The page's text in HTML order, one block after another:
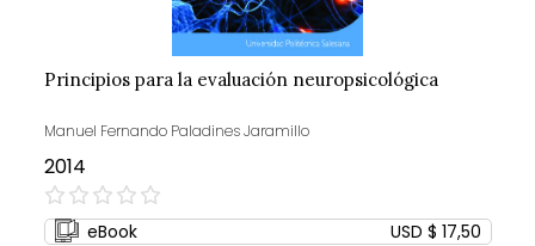
Principios para la evaluación neuropsicológica
Manuel Fernando Paladines Jaramillo
2014
0%
eBook
USD $ 17,50